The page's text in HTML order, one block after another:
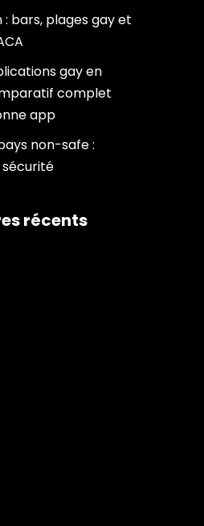
: bars, plages gay et
gay en
complet
app
non-safe :
récents